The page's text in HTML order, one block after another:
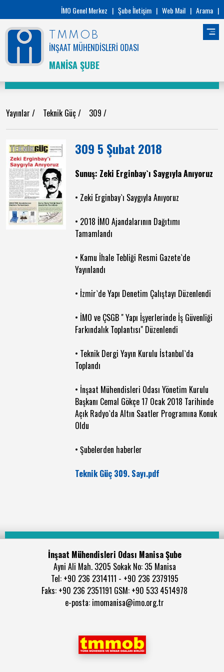
İMO Genel Merkez | Şube İletişim | Web Mail | Arama |
TMMOB
İNŞAAT MÜHENDİSLERİ ODASI
MANİSA ŞUBE
Yayınlar / Teknik Güç / 309 /
309 5 Şubat 2018
Sunuş: Zeki Erginbay`ı Saygıyla Anıyoruz
• Zeki Erginbay`ı Saygıyla Anıyoruz
• 2018 İMO Ajandalarının Dağıtımı
Tamamlandı
• Kamu İhale Tebliği Resmi Gazete`de
Yayınlandı
• İzmir`de Yapı Denetim Çalıştayı Düzenlendi
• İMO ve ÇSGB " Yapı İşyerlerinde İş Güvenliği
Farkındalık Toplantısı" Düzenlendi
• Teknik Dergi Yayın Kurulu İstanbul`da
Toplandı
• İnşaat Mühendisleri Odası Yönetim Kurulu
Başkanı Cemal Gökçe 17 Ocak 2018 Tarihinde
Açık Radyo`da Altın Saatler Programına Konuk
Oldu
• Şubelerden haberler
Teknik Güç 309. Sayı.pdf
İnşaat Mühendisleri Odası Manisa Şube
Ayni Ali Mah. 3205 Sokak No: 35 Manisa
Tel: +90 236 2314111 - +90 236 2379195
Faks: +90 236 2351191 GSM: +90 533 4514978
e-posta: imomanisa@imo.org.tr